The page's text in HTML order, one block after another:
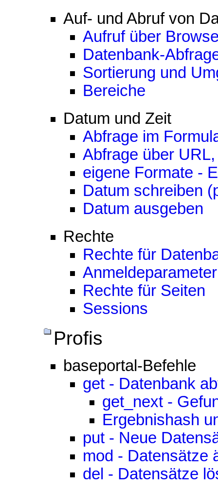
Auf- und Abruf von
Aufruf über
Datenbank-
Sortierung und
Bereiche
Datum und Zeit
Abfrage im
Abfrage über
eigene Formate -
Datum schreiben
Datum ausgeben
Rechte
Rechte für
Anmeldeparameter
Rechte für Seiten
Sessions
Profis
baseportal-Befehle
get - Datenbank
get_next -
Ergebnishash
put - Neue
mod - Datensätze
del - Datensätze